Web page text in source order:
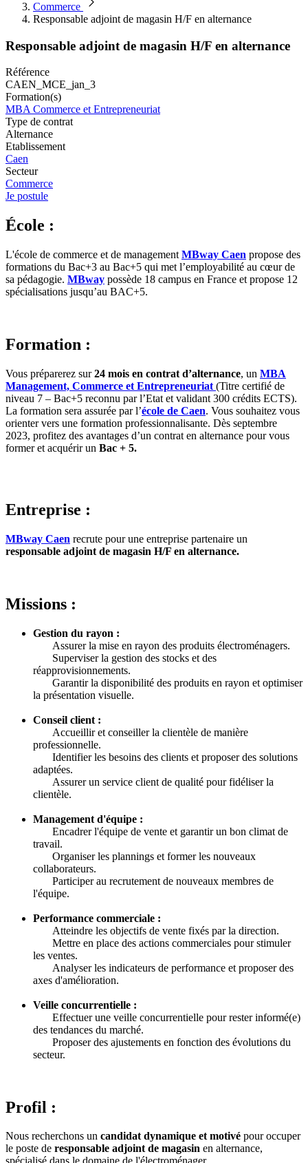
Commerce
Responsable adjoint de magasin H/F en alternance
Responsable adjoint de magasin H/F en alternance
Référence
CAEN_MCE_jan_3
Formation(s)
MBA Commerce et Entrepreneuriat
Type de contrat
Alternance
Etablissement
Caen
Secteur
Commerce
Je postule
École :
L'école de commerce et de management MBway Caen propose des
formations du Bac+3 au Bac+5 qui met l’employabilité au cœur de
sa pédagogie. MBway possède 18 campus en France et propose 12
spécialisations jusqu’au BAC+5.
Formation :
Vous préparerez sur24 mois en contrat d’alternance, un MBA
Management, Commerce et Entrepreneuriat (Titre certifié de
niveau 7 – Bac+5 reconnu par l’Etat et validant 300 crédits ECTS).
La formation sera assurée par l’école de Caen. Vous souhaitez vous
orienter vers une formation professionnalisante. Dès septembre
2023, profitez des avantages d’un contrat en alternance pour vous
former et acquérir un Bac + 5.
Entreprise :
MBway Caen recrute pour une entreprise partenaire un
responsable adjoint de magasin H/F en alternance.
Missions :
Gestion du rayon :
Assurer la mise en rayon des produits électroménagers.
Superviser la gestion des stocks et des
réapprovisionnements.
Garantir la disponibilité des produits en rayon et optimiser
la présentation visuelle.
Conseil client :
Accueillir et conseiller la clientèle de manière
professionnelle.
Identifier les besoins des clients et proposer des solutions
adaptées.
Assurer un service client de qualité pour fidéliser la
clientèle.
Management d'équipe :
Encadrer l'équipe de vente et garantir un bon climat de
travail.
Organiser les plannings et former les nouveaux
collaborateurs.
Participer au recrutement de nouveaux membres de
l'équipe.
Performance commerciale :
Atteindre les objectifs de vente fixés par la direction.
Mettre en place des actions commerciales pour stimuler
les ventes.
Analyser les indicateurs de performance et proposer des
axes d'amélioration.
Veille concurrentielle :
Effectuer une veille concurrentielle pour rester informé(e)
des tendances du marché.
Proposer des ajustements en fonction des évolutions du
secteur.
Profil :
Nous recherchons un candidat dynamique et motivé pour occuper
le poste de responsable adjoint de magasin en alternance,